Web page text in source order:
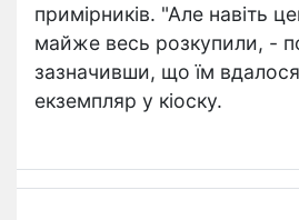
примірників. "Але навіть
майже весь розкупили, -
зазначивши, що їм
екземпляр у кіоску.